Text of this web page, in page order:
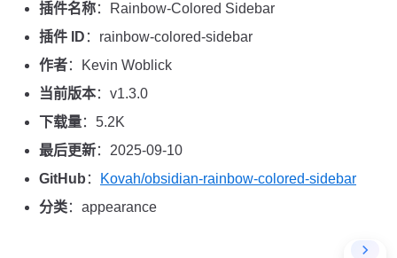
插件名称：Rainbow-Colored Sidebar
插件 ID ：rainbow-colored-sidebar
作者：Kevin Woblick
当前版本：v1.3.0
下载量：5.2K
最后更新：2025-09-10
GitHub ：
Kovah/obsidian-rainbow-colored-sidebar
分类：appearance